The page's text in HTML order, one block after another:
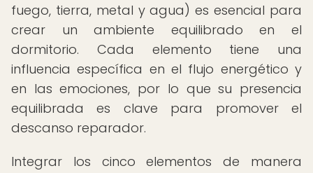
fuego, tierra, metal y agua) es esencial para
crear un ambiente equilibrado en el
dormitorio. Cada elemento tiene una
influencia específica en el flujo energético y
en las emociones, por lo que su presencia
equilibrada es clave para promover el
descanso reparador.
Integrar los cinco elementos de manera